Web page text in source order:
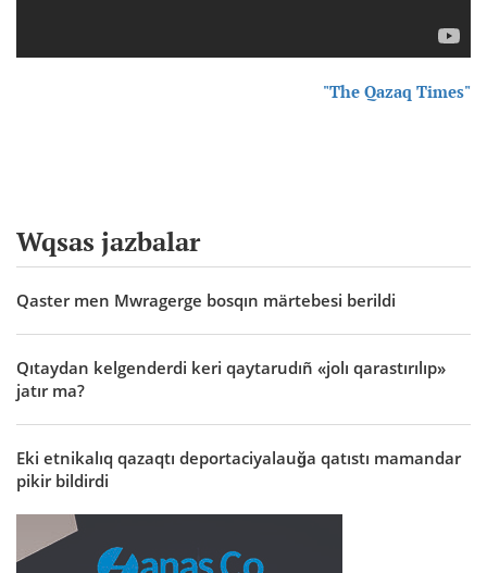
"The Qazaq Times"
Wqsas jazbalar
Qaster men Mwragerge bosqın märtebesi berildi
Qıtaydan kelgenderdi keri qaytarudıñ «jolı qarastırılıp»
jatır ma?
Eki etnikalıq qazaqtı deportaciyalauğa qatıstı mamandar
pikir bildirdi